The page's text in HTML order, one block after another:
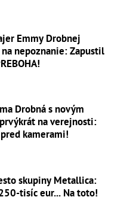
Emmy Drobnej
nepoznanie: Zapustil
Drobná s novým
na verejnosti:
kamerami!
skupiny Metallica:
tisíc eur... Na toto!